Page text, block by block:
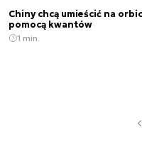
Chiny chcą umieścić na
pomocą kwantów
1 min.